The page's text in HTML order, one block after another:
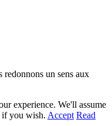
un sens aux
experience. We'll assume
if you wish. Accept Read